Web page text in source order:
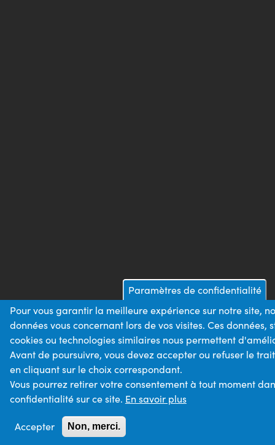
Paramètres de confidentialité
Pour vous garantir la meilleure expérience sur notre site,
données vous concernant lors de vos visites. Ces données,
cookies ou technologies similaires nous permettent
Avant de poursuivre, vous devez accepter ou refuser le
en cliquant sur le choix correspondant.
Vous pourrez retirer votre consentement à tout moment
confidentialité sur ce site. En savoir plus
Accepter Non, merci.